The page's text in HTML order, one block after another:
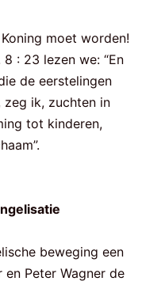
moet worden!
: 23 lezen we: “En
de eerstelingen
zeg ik, zuchten in
tot kinderen,
beweging een
Peter Wagner de